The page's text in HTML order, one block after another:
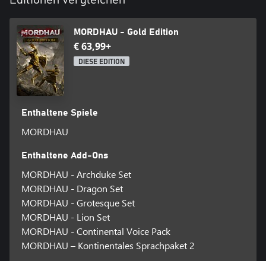
MORDHAU - Gold Edition
€ 63,99+
DIESE EDITION
Enthaltene Spiele
MORDHAU
Enthaltene Add-Ons
MORDHAU - Archduke Set
MORDHAU - Dragon Set
MORDHAU - Grotesque Set
MORDHAU - Lion Set
MORDHAU - Continental Voice Pack
MORDHAU – Kontinentales Sprachpaket 2